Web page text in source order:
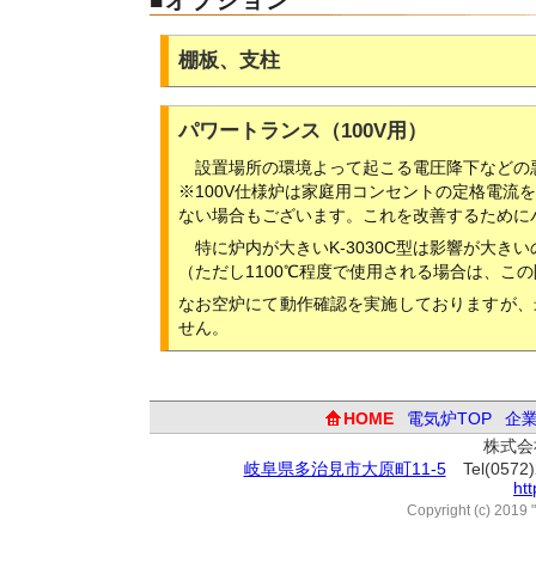
棚板、支柱
パワートランス（100V用）
設置場所の環境よって起こる電圧降下など
※100V仕様炉は家庭用コンセントの定格電流
ない場合もございます。これを改善するため
特に炉内が大きいK-3030C型は影響が大きい
（ただし1100℃程度で使用される場合は、こ
なお空炉にて動作確認を実施しておりますが
せん。
HOME 電気炉TOP
企
株式
岐阜県多治見市大原町11-5
Copyright (c) 2019